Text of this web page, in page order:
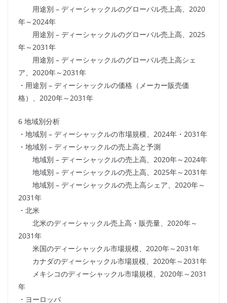
用途別 – ディーシャックルのグローバル売上高、2020
年～2024年
用途別 – ディーシャックルのグローバル売上高、2025
年～2031年
用途別 – ディーシャックルのグローバル売上高シェ
ア、2020年～2031年
・用途別 – ディーシャックルの価格（メーカー販売価
格）、2020年～2031年
6 地域別分析
・地域別 – ディーシャックルの市場規模、2024年・2031年
・地域別 – ディーシャックルの売上高と予測
地域別 – ディーシャックルの売上高、2020年～2024年
地域別 – ディーシャックルの売上高、2025年～2031年
地域別 – ディーシャックルの売上高シェア、2020年～
2031年
・北米
北米のディーシャックル売上高・販売量、2020年～
2031年
米国のディーシャックル市場規模、2020年～2031年
カナダのディーシャックル市場規模、2020年～2031年
メキシコのディーシャックル市場規模、2020年～2031
年
・ヨーロッパ